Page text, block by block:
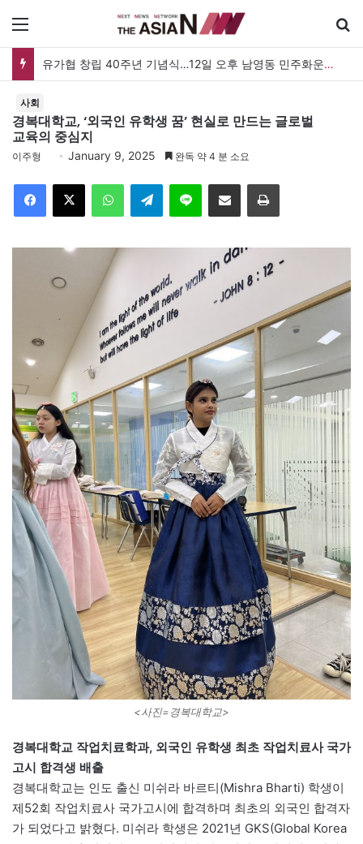
유가협 창립 40주년 기념식…12일 오후 남영동 민주화운동기념관
사회
경복대학교, ‘외국인 유학생 꿈’ 현실로 만드는 글로벌
교육의 중심지
이주형 January 9, 2025 완독 약 4 분 소요
Telegram 이메일
<사진=경복대학교>
경복대학교 작업치료학과, 외국인 유학생 최초 작업치료사 국가
고시 합격생 배출
경복대학교는 인도 출신 미쉬라 바르티(Mishra Bharti) 학생이
제52회 작업치료사 국가고시에 합격하며 최초의 외국인 합격자
가 되었다고 밝혔다. 미쉬라 학생은 2021년 GKS(Global Korea